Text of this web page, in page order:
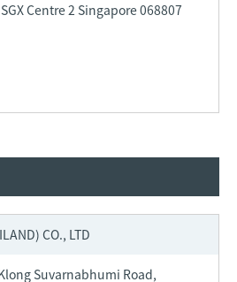
Centre 2 Singapore 068807
CO., LTD
Suvarnabhumi Road,